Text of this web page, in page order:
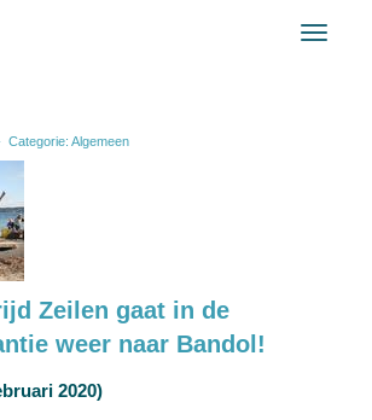
Algemeen
Zeilen gaat in de
weer naar Bandol!
2020)